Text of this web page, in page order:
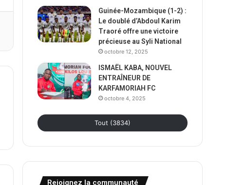
Guinée-Mozambique (1-2) :
Le doublé d’Abdoul Karim
Traoré offre une victoire
précieuse au Syli National
octobre 12, 2025
ISMAËL KABA, NOUVEL
ENTRAÎNEUR DE
KARFAMORIAH FC
octobre 4, 2025
Tout (3834)
Rejoignez la communauté